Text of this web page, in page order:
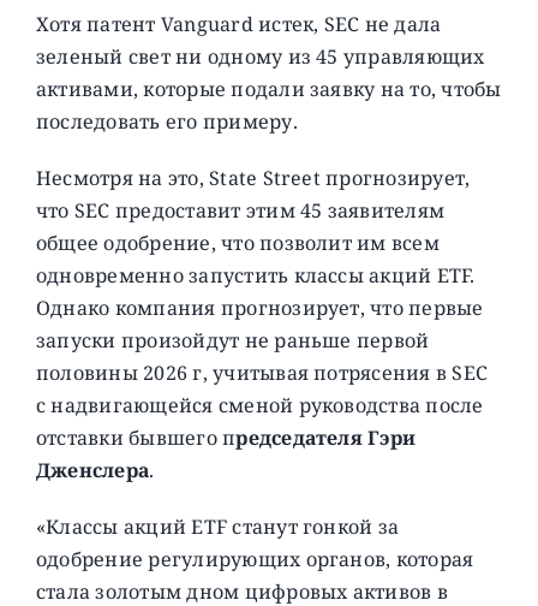
Хотя патент Vanguard истек, SEC не дала
зеленый свет ни одному из 45 управляющих
активами, которые подали заявку на то, чтобы
последовать его примеру.
Несмотря на это, State Street прогнозирует,
что SEC предоставит этим 45 заявителям
общее одобрение, что позволит им всем
одновременно запустить классы акций ETF.
Однако компания прогнозирует, что первые
запуски произойдут не раньше первой
половины 2026 г, учитывая потрясения в SEC
с надвигающейся сменой руководства после
отставки бывшего председателя Гэри
Дженслера.
«Классы акций ETF станут гонкой за
одобрение регулирующих органов, которая
стала золотым дном цифровых активов в